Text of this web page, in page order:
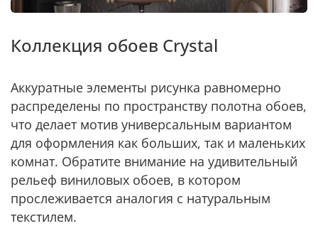
Коллекция обоев Crystal
Аккуратные элементы рисунка равномерно
распределены по пространству полотна обоев,
что делает мотив универсальным вариантом
для оформления как больших, так и маленьких
комнат. Обратите внимание на удивительный
рельеф виниловых обоев, в котором
прослеживается аналогия с натуральным
текстилем.